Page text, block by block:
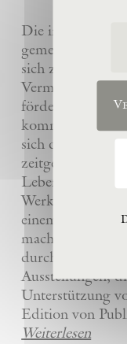
Die im Jahre
gemeinnützige
sich zur Aufgabe
Vermächtnis
fördern und sein
kommende
sich dem
zeitgenössischer
Lebenswerks
Werke und die
einem breiten
macht. Die
durch die
Ausstellungen,
Unterstützung
Edition von
Weiterlesen